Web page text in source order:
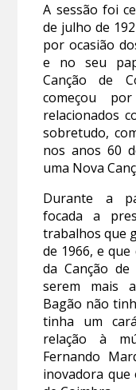
A sessão foi
de julho de
por ocasião
e no seu
Canção de
começou
relacionados
sobretudo,
nos anos 60
uma Nova
Durante a
focada a
trabalhos que
de 1966, e
da Canção
serem mais
Bagão não
tinha um
relação à
Fernando
inovadora